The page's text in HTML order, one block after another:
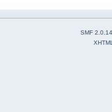
SMF 2.0.14